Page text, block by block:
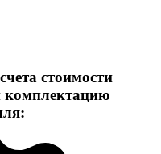
стоимости
комплектацию